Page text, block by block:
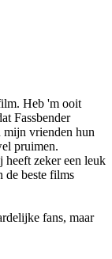
Heb 'm ooit
Fassbender
mijn vrienden hun
pruimen.
zeker een leuk
de beste films
fans, maar